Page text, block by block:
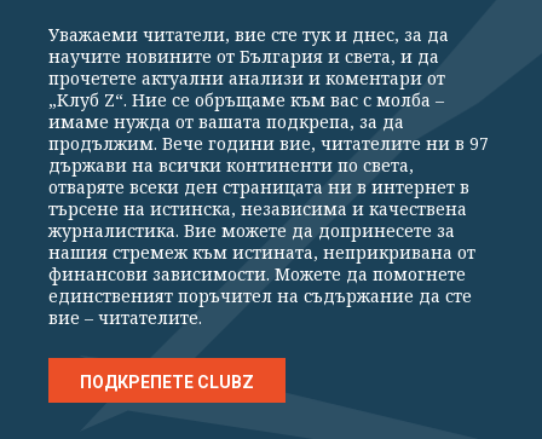
Москва засилва атаките
06.08.2026
ЗАКОН И РЕД
Уважаеми читатели, вие сте тук и днес, за да
научите новините от България и света, и да
прочетете актуални анализи и коментари от
„Клуб Z“. Ние се обръщаме към вас с молба –
имаме нужда от вашата подкрепа, за да
продължим. Вече години вие, читателите ни в 97
държави на всички континенти по света,
отваряте всеки ден страницата ни в интернет в
търсене на истинска, независима и качествена
журналистика. Вие можете да допринесете за
нашия стремеж към истината, неприкривана от
финансови зависимости. Можете да помогнете
единственият поръчител на съдържание да сте
вие – читателите.
ПОДКРЕПЕТЕ CLUBZ